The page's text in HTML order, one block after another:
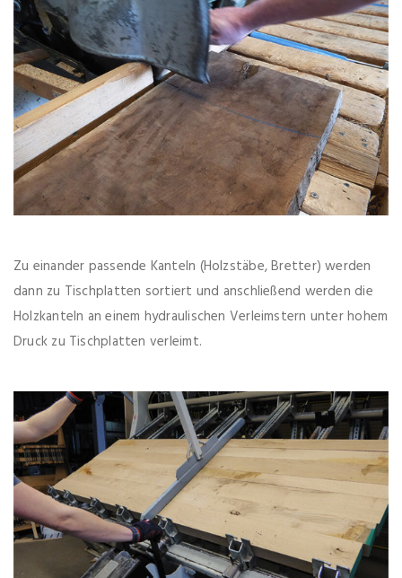
Zu einander passende Kanteln (Holzstäbe, Bretter) werden
dann zu Tischplatten sortiert und anschließend werden die
Holzkanteln an einem hydraulischen Verleimstern unter hohem
Druck zu Tischplatten verleimt.